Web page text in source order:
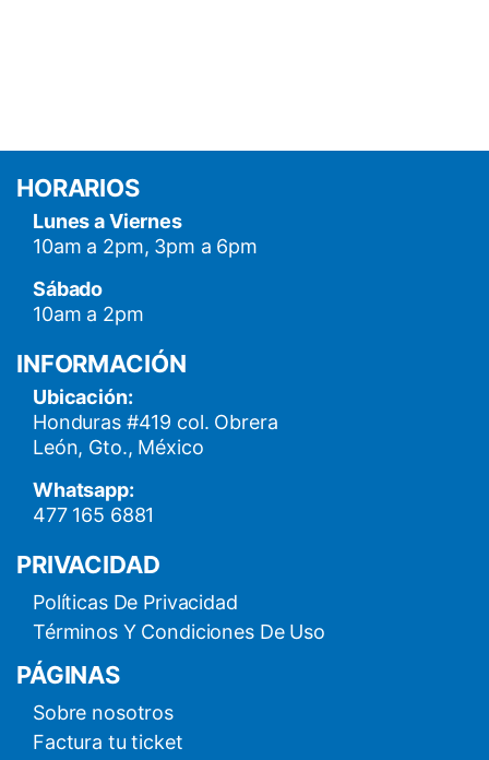
HORARIOS
Lunes a Viernes
10am a 2pm, 3pm a 6pm
Sábado
10am a 2pm
INFORMACIÓN
Ubicación:
Honduras #419 col. Obrera
León, Gto., México
Whatsapp:
477 165 6881
PRIVACIDAD
Políticas De Privacidad
Términos Y Condiciones De Uso
PÁGINAS
Sobre nosotros
Factura tu ticket